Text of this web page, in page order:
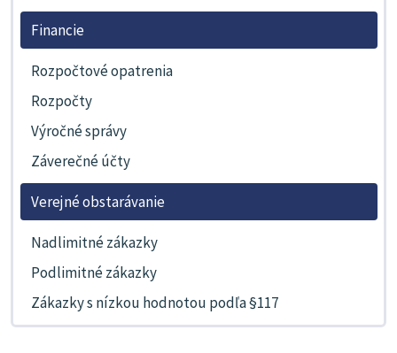
Financie
Rozpočtové opatrenia
Rozpočty
Výročné správy
Záverečné účty
Verejné obstarávanie
Nadlimitné zákazky
Podlimitné zákazky
Zákazky s nízkou hodnotou podľa §117